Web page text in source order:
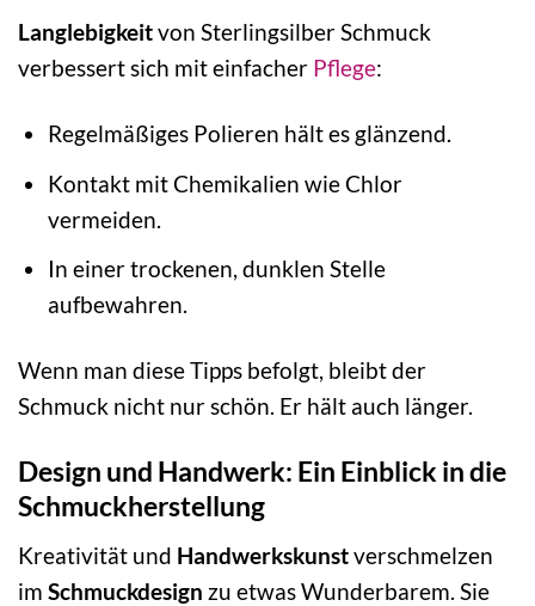
Langlebigkeitvon Sterlingsilber Schmuck
verbessert sich mit einfacher Pflege:
Regelmäßiges Polieren hält es glänzend.
Kontakt mit Chemikalien wie Chlor
vermeiden.
In einer trockenen, dunklen Stelle
aufbewahren.
Wenn man diese Tipps befolgt, bleibt der
Schmuck nicht nur schön. Er hält auch länger.
Design und Handwerk: Ein Einblick in die
Schmuckherstellung
Kreativität und Handwerkskunstverschmelzen
im Schmuckdesign zu etwas Wunderbarem. Sie